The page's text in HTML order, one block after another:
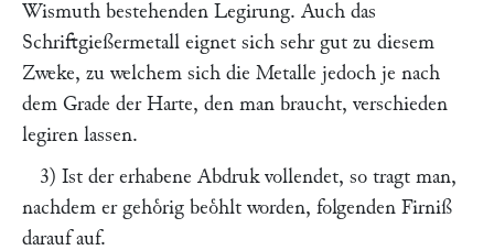
Wismuth bestehenden Legirung. Auch das
Schriftgießermetall eignet sich sehr gut zu diesem
Zweke, zu welchem sich die Metalle jedoch je nach
dem Grade der Harte, den man braucht, verschieden
legiren lassen.
3) Ist der erhabene Abdruk vollendet, so tragt man,
nachdem er gehoͤrig beoͤhlt worden, folgenden Firniß
darauf auf.